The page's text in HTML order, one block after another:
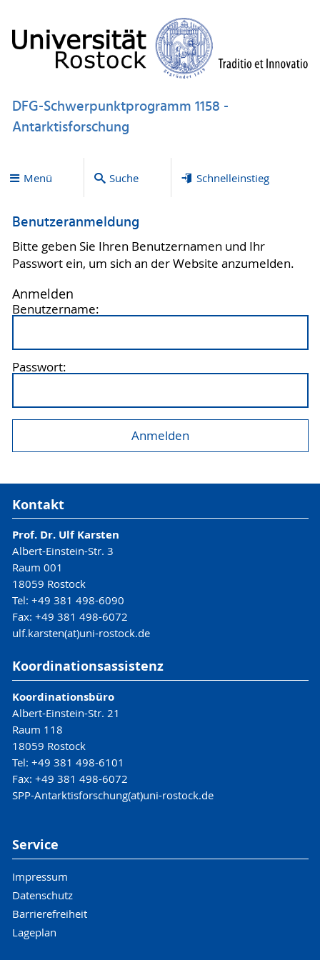
DFG-Schwerpunktprogramm 1158 -
Antarktisforschung
Menü Suche Schnelleinstieg
Benutzeranmeldung
Bitte geben Sie Ihren Benutzernamen und Ihr
Passwort ein, um sich an der Website anzumelden.
Anmelden
Benutzername:
Passwort:
Kontakt
Prof. Dr. Ulf Karsten
Albert-Einstein-Str. 3
Raum 001
18059 Rostock
Tel: +49 381 498-6090
Fax: +49 381 498-6072
ulf.karsten(at)uni-rostock.de
Koordinationsassistenz
Koordinationsbüro
Albert-Einstein-Str. 21
Raum 118
18059 Rostock
Tel: +49 381 498-6101
Fax: +49 381 498-6072
SPP-Antarktisforschung(at)uni-rostock.de
Service
Impressum
Datenschutz
Barrierefreiheit
Lageplan